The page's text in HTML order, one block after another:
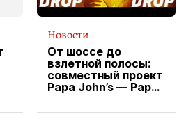
Новости
От шоссе до
взлетной полосы:
совместный проект
Papa John’s — Papa
вводит